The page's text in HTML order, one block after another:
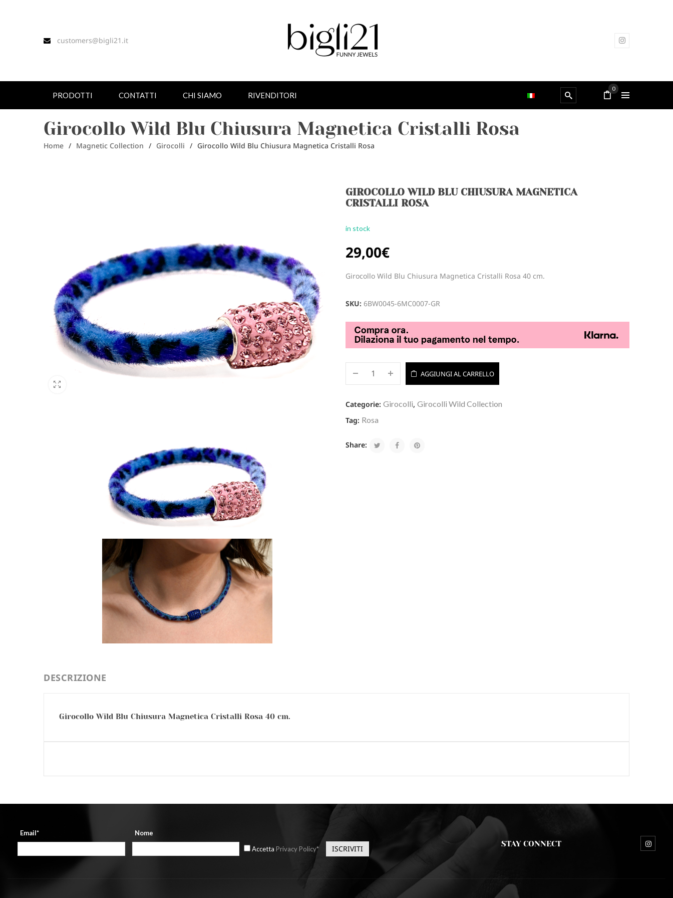
customers@bigli21.it
PRODOTTI CONTATTI CHI SIAMO RIVENDITORI
0
Girocollo Wild Blu Chiusura Magnetica Cristalli Rosa
Home / Magnetic Collection / Girocolli / Girocollo Wild Blu Chiusura Magnetica Cristalli Rosa
GIROCOLLO WILD BLU CHIUSURA MAGNETICA
CRISTALLI ROSA
in stock
29,00€
Girocollo Wild Blu Chiusura Magnetica Cristalli Rosa 40 cm.
SKU:6BW0045-6MC0007-GR
AGGIUNGI AL CARRELLO
Categorie:Girocolli,Girocolli Wild Collection
Tag: Rosa
Share:
DESCRIZIONE
Girocollo Wild Blu Chiusura Magnetica Cristalli Rosa 40 cm.
Email*
Nome
Accetta Privacy Policy*
STAY CONNECT